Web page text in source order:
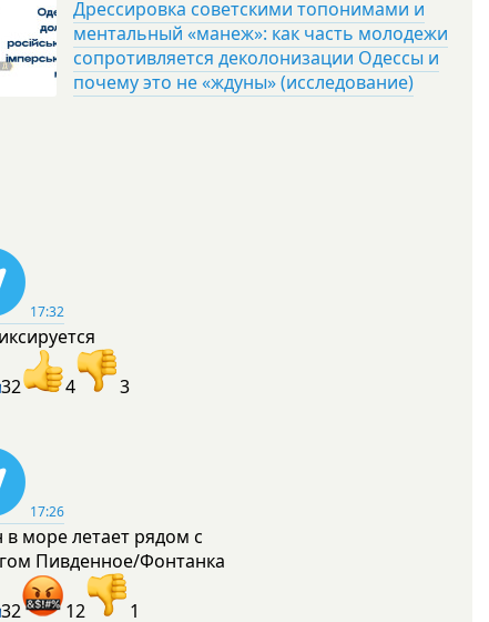
Дрессировка советскими топонимами и
ментальный «манеж»: как часть молодежи
сопротивляется деколонизации Одессы и
почему это не «ждуны» (исследование)
17:32
32 4 3
17:26
море летает рядом с
Пивденное/Фонтанка
32 12 1